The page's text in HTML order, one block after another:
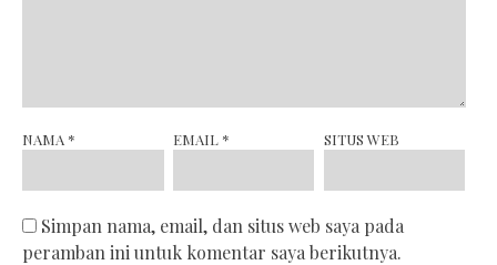
NAMA * EMAIL * SITUS WEB
Simpan nama, email, dan situs web saya pada
peramban ini untuk komentar saya berikutnya.